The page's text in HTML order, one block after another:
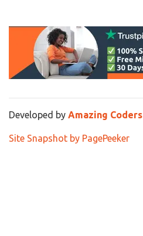
Developed by Amazing Coders
Site Snapshot by PagePeeker